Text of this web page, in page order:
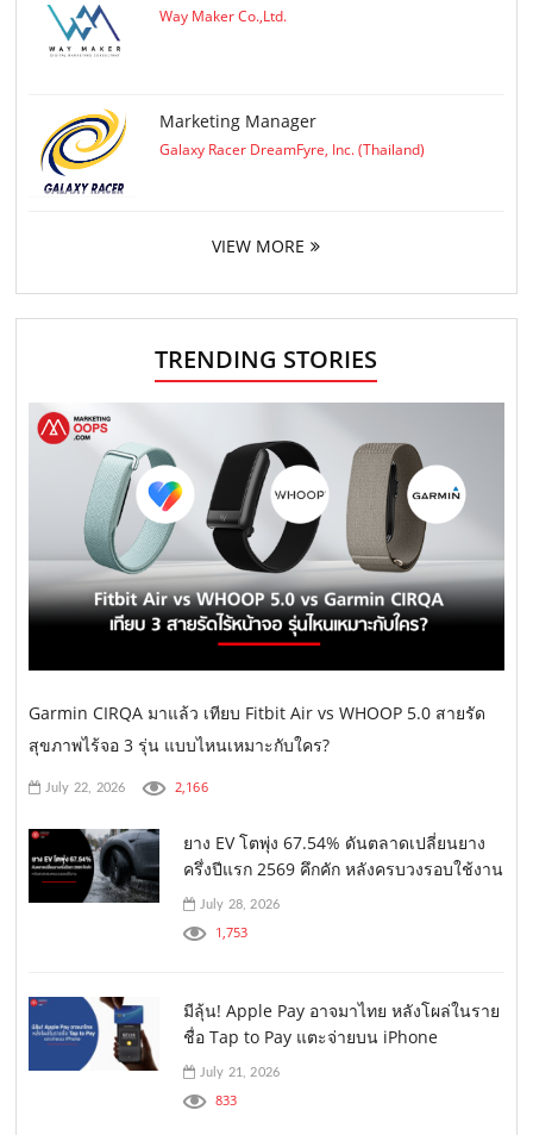
Way Maker Co.,Ltd.
Marketing Manager
Galaxy Racer DreamFyre, Inc. (Thailand)
VIEW MORE
TRENDING STORIES
Garmin CIRQA มาแล้ว เทียบ Fitbit Air vs WHOOP 5.0 สายรัด
สุขภาพไร้จอ 3 รุ่น แบบไหนเหมาะกับใคร?
July 22, 2026 2,166
ยาง EV โตพุ่ง 67.54% ดันตลาดเปลี่ยนยาง
ครึ่งปีแรก 2569 คึกคัก หลังครบวงรอบใช้งาน
July 28, 2026
1,753
มีลุ้น! Apple Pay อาจมาไทย หลังโผล่ในราย
ชื่อ Tap to Pay แตะจ่ายบน iPhone
July 21, 2026
833